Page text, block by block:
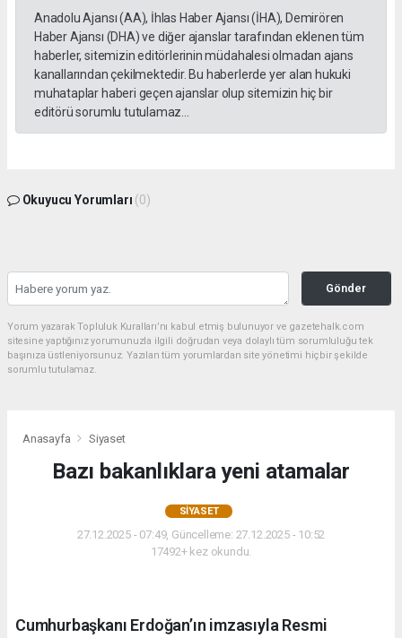
Anadolu Ajansı (AA), İhlas Haber Ajansı (İHA), Demirören
Haber Ajansı (DHA) ve diğer ajanslar tarafından eklenen tüm
haberler, sitemizin editörlerinin müdahalesi olmadan ajans
kanallarından çekilmektedir. Bu haberlerde yer alan hukuki
muhataplar haberi geçen ajanslar olup sitemizin hiç bir
editörü sorumlu tutulamaz...
Okuyucu Yorumları (0)
Gönder
Yorum yazarak Topluluk Kuralları’nı kabul etmiş bulunuyor ve gazetehalk.com
sitesine yaptığınız yorumunuzla ilgili doğrudan veya dolaylı tüm sorumluluğu tek
başınıza üstleniyorsunuz. Yazılan tüm yorumlardan site yönetimi hiçbir şekilde
sorumlu tutulamaz.
Anasayfa Siyaset
Bazı bakanlıklara yeni atamalar
SIYASET
27.12.2025 - 07:49, Güncelleme: 27.12.2025 - 10:52
17492+ kez okundu.
Cumhurbaşkanı Erdoğan’ın imzasıyla Resmi